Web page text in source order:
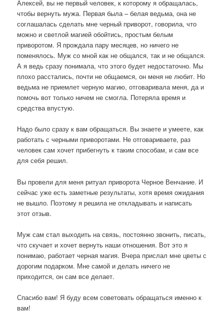
Алексей, вы не первый человек, к которому я обращалась,
чтобы вернуть мужа. Первая была – белая ведьма, она не
соглашалась сделать мне черный приворот, говорила, что
можно и светлой магией обойтись, простым белым
приворотом. Я прождала пару месяцев, но ничего не
поменялось. Муж со мной как не общался, так и не общался.
А я ведь сразу понимала, что этого будет недостаточно. Мы
плохо расстались, почти не общаемся, он меня не любит. Но
ведьма не приемлет черную магию, отговаривала меня, да и
помочь вот только ничем не смогла. Потеряла время и
средства впустую.
Надо было сразу к вам обращаться. Вы знаете и умеете, как
работать с черными приворотами. Не отговариваете, раз
человек сам хочет прибегнуть к таким способам, и сам все
для себя решил.
Вы провели для меня ритуал приворота Черное Венчание. И
сейчас уже есть заметные результаты, хотя время ожидания
не вышло. Поэтому я решила не откладывать и написать
этот отзыв.
Муж сам стал выходить на связь, постоянно звонить, писать,
что скучает и хочет вернуть наши отношения. Вот это я
понимаю, работает черная магия. Вчера прислал мне цветы с
дорогим подарком. Мне самой и делать ничего не
приходится, он сам все делает.
Спасибо вам! Я буду всем советовать обращаться именно к
вам!